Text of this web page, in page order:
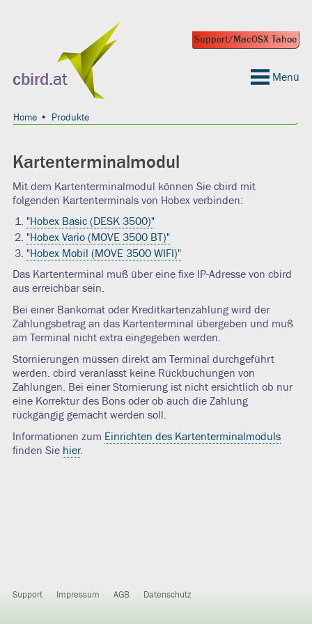
Support/MacOSX Tahoe
cbird.at Menü
Home Produkte
Kartenterminalmodul
Mit dem Kartenterminalmodul können Sie cbird mit
folgenden Kartenterminals von Hobex verbinden:
"Hobex Basic (DESK 3500)"
"Hobex Vario (MOVE 3500 BT)"
"Hobex Mobil (MOVE 3500 WIFI)"
Das Kartenterminal muß über eine fixe IP-Adresse von cbird
aus erreichbar sein.
Bei einer Bankomat oder Kreditkartenzahlung wird der
Zahlungsbetrag an das Kartenterminal übergeben und muß
am Terminal nicht extra eingegeben werden.
Stornierungen müssen direkt am Terminal durchgeführt
werden. cbird veranlasst keine Rückbuchungen von
Zahlungen. Bei einer Stornierung ist nicht ersichtlich ob nur
eine Korrektur des Bons oder ob auch die Zahlung
rückgängig gemacht werden soll.
Informationen zum Einrichten des Kartenterminalmoduls
finden Sie hier.
Support Impressum AGB Datenschutz